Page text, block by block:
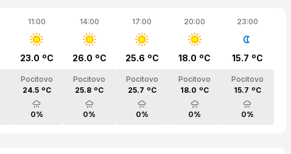
11:00
23.0 ºC
Pocitovo
24.5 ºC
0%
14:00
26.0 ºC
Pocitovo
25.8 ºC
0%
17:00
25.6 ºC
Pocitovo
25.7 ºC
0%
20:00
18.0 ºC
Pocitovo
18.0 ºC
0%
23:00
15.7 ºC
Pocitovo
15.7 ºC
0%